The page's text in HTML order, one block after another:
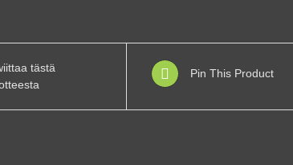
tästä
Pin This Product